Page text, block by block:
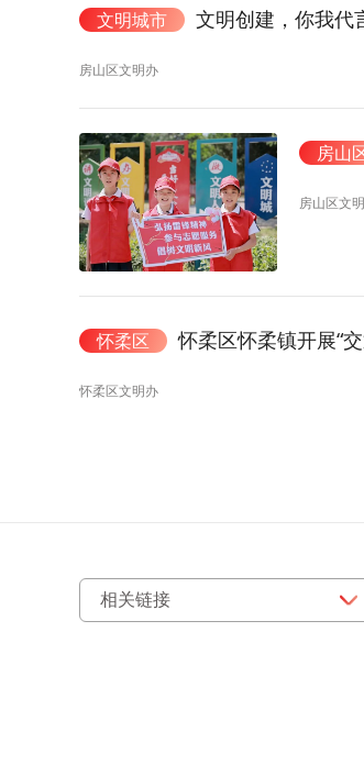
文明城市 文明创建，你我代
房山区文明办
房山
房山区文
怀柔区 怀柔区怀柔镇开展“
怀柔区文明办